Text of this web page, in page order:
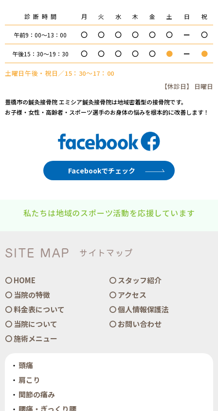
診断時間 月 火 水 木 金 土 日 祝
午前9：00～13：00 〇 〇 〇 〇 〇 〇 ー 〇
午後15：30～19：30 〇 〇 〇 〇 〇 ● ー ●
土曜日午後・祝日／15：30～17：00
【休診日】 日曜日
豊橋市の鍼灸接骨院 エミシア鍼灸接骨院は地域密着型の接骨院です。
お子様・女性・高齢者・スポーツ選手のお身体の悩みを根本的に改善します！
Facebookでチェック
私たちは地域のスポーツ活動を応援しています
SITE MAP サイトマップ
HOME
当院の特徴
料金表について
当院について
スタッフ紹介
アクセス
個人情報保護法
お問い合わせ
施術メニュー
頭痛
肩こり
関節の痛み
腰痛・ぎっくり腰